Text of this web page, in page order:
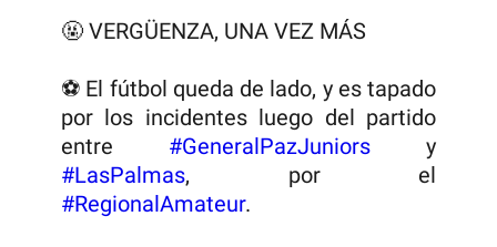
🤬 VERGÜENZA, UNA VEZ MÁS
⚽ El fútbol queda de lado, y es tapado
por los incidentes luego del partido
entre #GeneralPazJuniors y
#LasPalmas, por el
#RegionalAmateur.